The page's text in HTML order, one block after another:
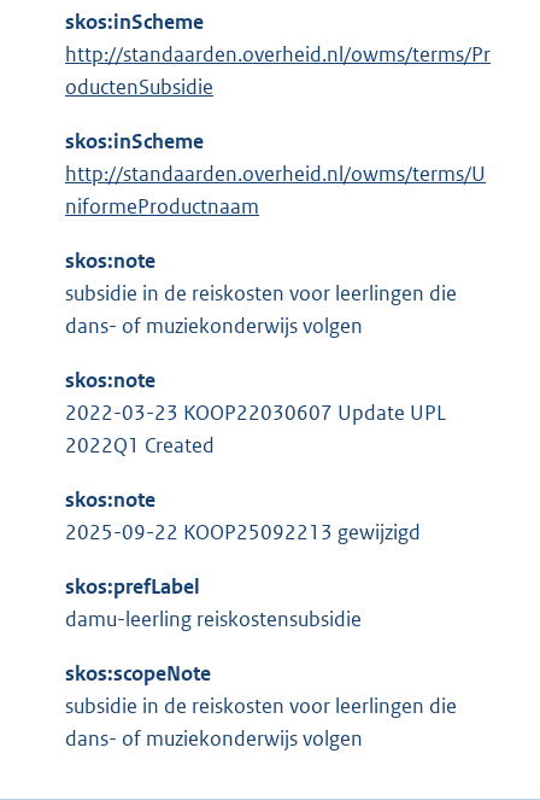
skos:inScheme
http://standaarden.overheid.nl/owms/terms/Pr
oductenSubsidie
skos:inScheme
http://standaarden.overheid.nl/owms/terms/U
niformeProductnaam
skos:note
subsidie in de reiskosten voor leerlingen die
dans- of muziekonderwijs volgen
skos:note
2022-03-23 KOOP22030607 Update UPL
2022Q1 Created
skos:note
2025-09-22 KOOP25092213 gewijzigd
skos:prefLabel
damu-leerling reiskostensubsidie
skos:scopeNote
subsidie in de reiskosten voor leerlingen die
dans- of muziekonderwijs volgen